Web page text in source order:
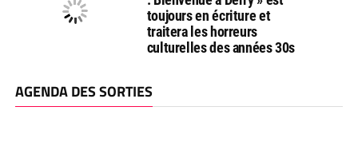
toujours en écriture et
traitera les horreurs
culturelles des années 30s
AGENDA DES SORTIES